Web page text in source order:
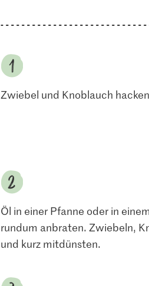
Zwiebel und Knoblauch
Öl in einer Pfanne oder in
rundum anbraten. Zwiebeln,
und kurz mitdünsten.